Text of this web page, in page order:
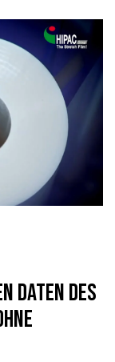
DATEN DES